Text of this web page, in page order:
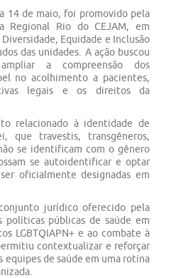
14 de maio, foi promovido pela
Regional Rio do CEJAM, em
Equidade e Inclusão
das unidades. A ação buscou
a compreensão dos
no acolhimento a pacientes,
legais e os direitos da
relacionado à identidade de
que travestis, transgêneros,
se identificam com o gênero
se autoidentificar e optar
oficialmente designadas em
jurídico oferecido pela
políticas públicas de saúde em
LGBTQIAPN+ e ao combate à
contextualizar e reforçar
equipes de saúde em uma rotina